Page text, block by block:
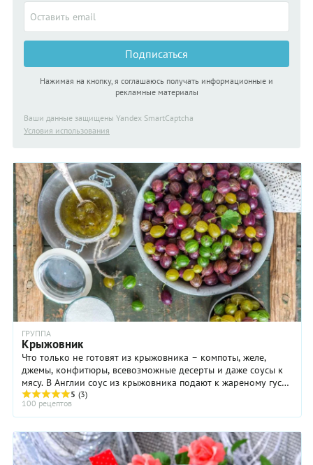
Подписаться
Нажимая на кнопку, я соглашаюсь получать информационные и
рекламные материалы
Ваши данные защищены Yandex SmartCaptcha
Условия использования
ГРУППА
Крыжовник
Что только не готовят из крыжовника – компоты, желе,
джемы, конфитюры, всевозможные десерты и даже соусы к
мясу. В Англии соус из крыжовника подают к жареному гусю.
Это единственная ягода, которую ...
5 (3)
100 рецептов